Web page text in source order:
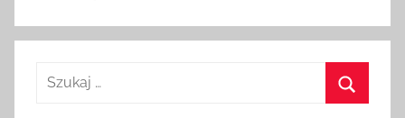
Szukaj: